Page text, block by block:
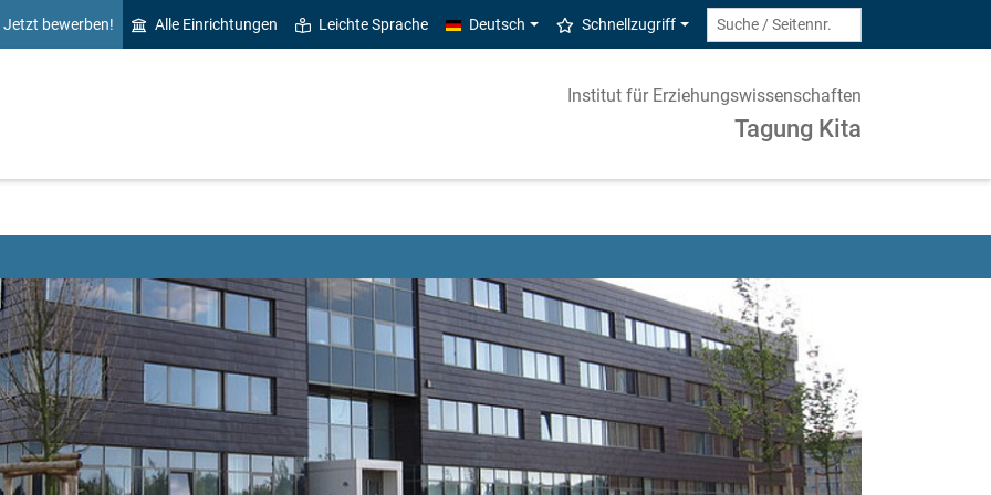
Jetzt bewerben! Alle Einrichtungen Leichte Sprache Deutsch Schnellzugriff
Institut für Erziehungswissenschaften
Tagung Kita